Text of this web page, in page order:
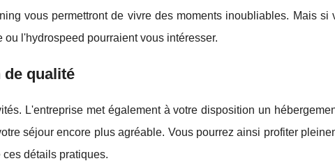
vous permettront de vivre des moments inoubliables. Mais si
l'hydrospeed pourraient vous intéresser.
de qualité
L'entreprise met également à votre disposition un
séjour encore plus agréable. Vous pourrez ainsi profiter
détails pratiques.